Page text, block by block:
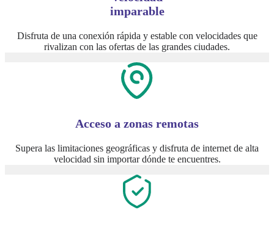
imparable
Disfruta de una conexión rápida y estable con velocidades que
rivalizan con las ofertas de las grandes ciudades.
Acceso a zonas remotas
Supera las limitaciones geográficas y disfruta de internet de alta
velocidad sin importar dónde te encuentres.